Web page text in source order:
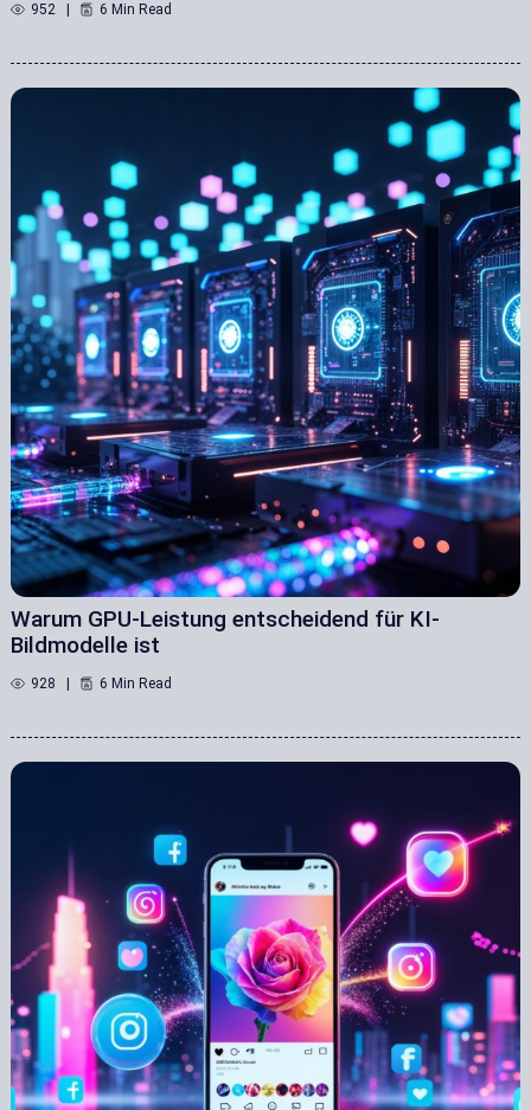
952 6 Min Read
Warum GPU-Leistung entscheidend für KI-
Bildmodelle ist
928 6 Min Read